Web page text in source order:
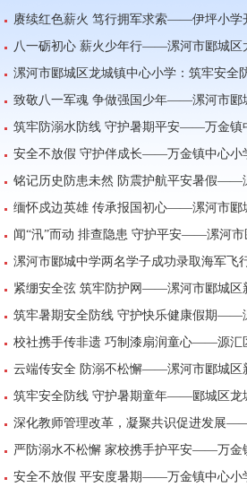
赓续红色薪火 笃行拥军求索——伊坪小学
八一砺初心 薪火少年行——漯河市郾城区
漯河市郾城区龙城镇中心小学：筑牢安全
致敬八一军魂 争做强国少年——漯河市郾
筑牢防溺水防线 守护暑期平安——万金镇
安全不放假 守护伴成长——万金镇中心小
铭记历史防患未然 防震护航平安暑假——
缅怀戍边英雄 传承报国初心——漯河市郾
闻“汛”而动 排查隐患 守护平安——漯河
漯河市郾城中学两名学子成功录取海军飞
紧绷安全弦 筑牢防护网——漯河市郾城区
筑牢暑期安全防线 守护快乐健康假期——
校社携手传非遗 巧制漆扇润童心——源汇
云端传安全 防溺不松懈——漯河市郾城区
筑牢安全防线 守护暑期童年——郾城区龙
深化教师管理改革，凝聚共识促进发展
严防溺水不松懈 家校携手护平安——万金
安全不放假 平安度暑期——万金镇中心小